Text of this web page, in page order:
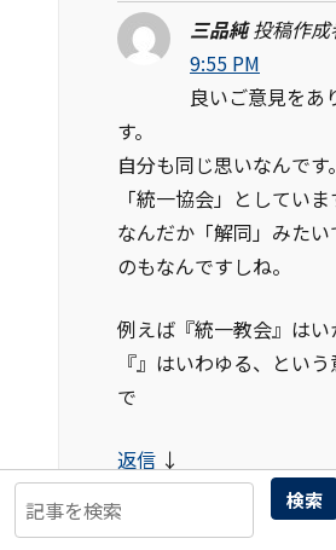
検索
三品純 投稿作成
9:55 PM
良いご意見をあ
す。
自分も同じ思いなんで
「統一協会」としてい
なんだか「解同」みた
のもなんですしね。
例えば『統一教会』はい
『』はいわゆる、とい
で
返信 ↓